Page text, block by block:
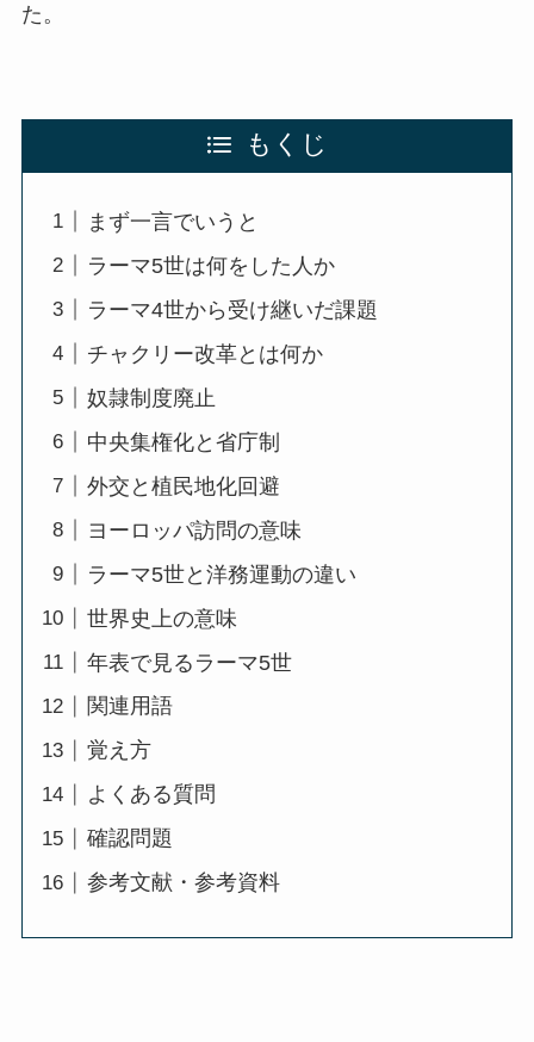
た。
もくじ
まず一言でいうと
ラーマ5世は何をした人か
ラーマ4世から受け継いだ課題
チャクリー改革とは何か
奴隷制度廃止
中央集権化と省庁制
外交と植民地化回避
ヨーロッパ訪問の意味
ラーマ5世と洋務運動の違い
世界史上の意味
年表で見るラーマ5世
関連用語
覚え方
よくある質問
確認問題
参考文献・参考資料